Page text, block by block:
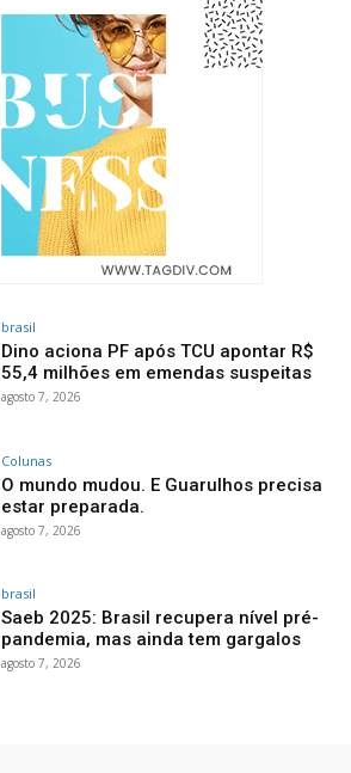
brasil
Dino aciona PF após TCU apontar R$
55,4 milhões em emendas suspeitas
agosto 7, 2026
Colunas
O mundo mudou. E Guarulhos precisa
estar preparada.
agosto 7, 2026
brasil
Saeb 2025: Brasil recupera nível pré-
pandemia, mas ainda tem gargalos
agosto 7, 2026